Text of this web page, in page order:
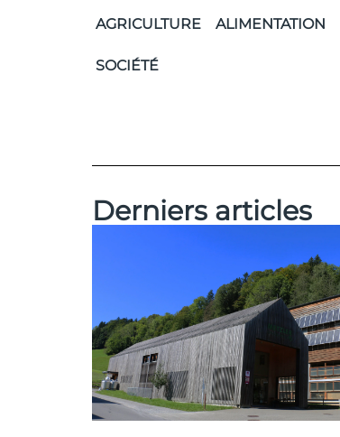
AGRICULTURE ALIMENTATION
SOCIÉTÉ
Derniers articles